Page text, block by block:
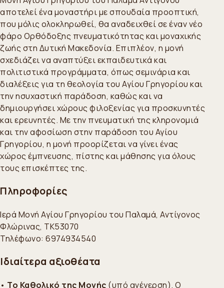
αποτελεί ένα μοναστήρι με σπουδαία προοπτική,
που μόλις ολοκληρωθεί, θα αναδειχθεί σε έναν νέο
φάρο Ορθόδοξης πνευματικότητας και μοναχικής
ζωής στη Δυτική Μακεδονία. Επιπλέον, η μονή
σχεδιάζει να αναπτύξει εκπαιδευτικά και
πολιτιστικά προγράμματα, όπως σεμινάρια και
διαλέξεις για τη θεολογία του Αγίου Γρηγορίου και
την ησυχαστική παράδοση, καθώς και να
δημιουργήσει χώρους φιλοξενίας για προσκυνητές
και ερευνητές. Με την πνευματική της κληρονομιά
και την αφοσίωση στην παράδοση του Αγίου
Γρηγορίου, η μονή προορίζεται να γίνει ένας
χώρος έμπνευσης, πίστης και μάθησης για όλους
τους επισκέπτες της.
Πληροφορίες
Ιερά Μονή Αγίου Γρηγορίου του Παλαμά, Αντίγονος
Φλώρινας, ΤΚ53070
Τηλέφωνο: 6974934540
Ιδιαίτερα αξιοθέατα
• Το Καθολικό της Μονής (υπό ανέγερση). Ο